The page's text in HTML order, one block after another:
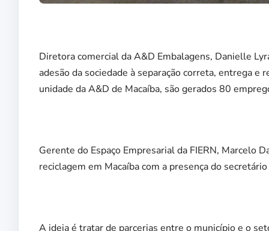
Diretora comercial da A&D Embalagens, Danielle
adesão da sociedade à separação correta, entrega
unidade da A&D de Macaíba, são gerados 80
Gerente do Espaço Empresarial da FIERN, Marcelo
reciclagem em Macaíba com a presença do
A ideia é tratar de parcerias entre o município e o